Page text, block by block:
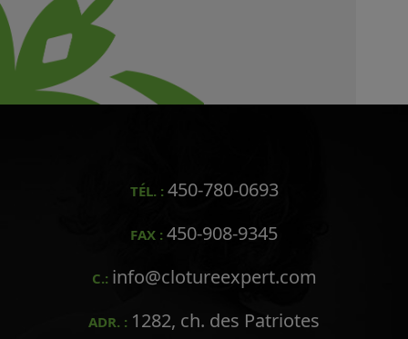
TÉL. : 450-780-0693
FAX : 450-908-9345
C.: info@clotureexpert.com
ADR. : 1282, ch. des Patriotes